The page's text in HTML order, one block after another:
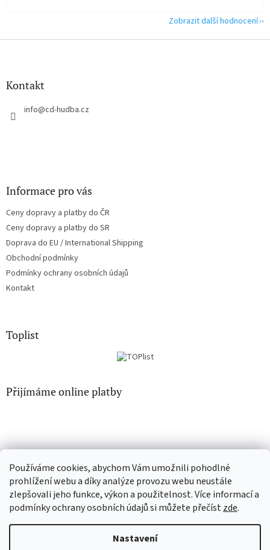
Používáme cookies, abychom Vám umožnili pohodlné
prohlížení webu a díky analýze provozu webu neustále
zlepšovali jeho funkce, výkon a použitelnost. Více informací a
podmínky ochrany osobních údajů si můžete přečístzde.
Nastavení
Zobrazit další hodnocení
Z
Kontakt
info@cd-hudba.cz
Informace pro vás
Ceny dopravy a platby do ČR
Ceny dopravy a platby do SR
Doprava do EU / International Shipping
Obchodní podmínky
Podmínky ochrany osobních údajů
Kontakt
Toplist
Přijímáme online platby
EN-filmy.cz CD-Soundtrack.cz
Vytvořil Shoptet